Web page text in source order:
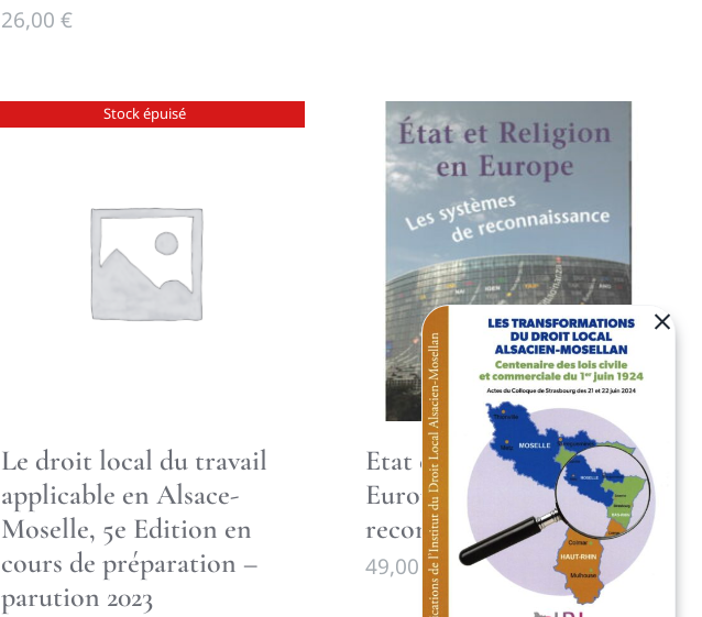
26,00 €
Stock épuisé
Le droit local du travail
applicable en Alsace-
Moselle, 5e Edition en
cours de préparation –
parution 2023
Etat et religion en
Europe : les systèmes de
reconnaissance, 2004
49,00 €